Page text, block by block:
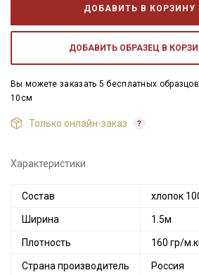
ДОБАВИТЬ В КОРЗИНУ
ДОБАВИТЬ ОБРАЗЕЦ В
Вы можете заказать 5 бесплатных
10см
Только онлайн-заказ
Характеристики
Состав хлопок
Ширина 1.5м
Плотность 160 гр/
Страна производитель Россия